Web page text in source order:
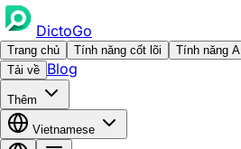
DictoGo
Trang chủ Tính năng cốt lõi Tính năng AI
Tải về Blog
Thêm
Vietnamese